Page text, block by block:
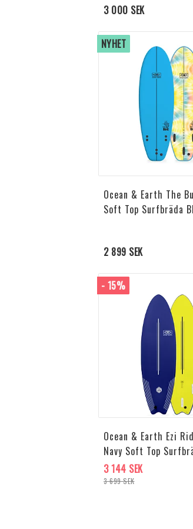
3 000 SEK
NYHET
Ocean & Earth The
Soft Top Surfbräda
2 899 SEK
- 15%
Ocean & Earth Ezi
Navy Soft Top
3 699 SEK
3 144 SEK